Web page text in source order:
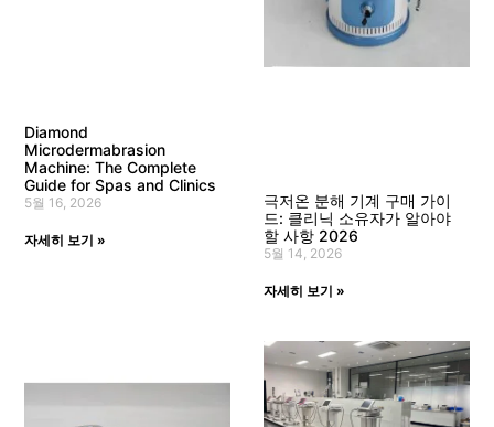
Diamond
Microdermabrasion
Machine:The Complete
Guide for Spas and Clinics
5월 16, 2026
자세히 보기 »
극저온 분해 기계 구매 가이
드: 클리닉 소유자가 알아야
할 사항 2026
5월 14, 2026
자세히 보기 »